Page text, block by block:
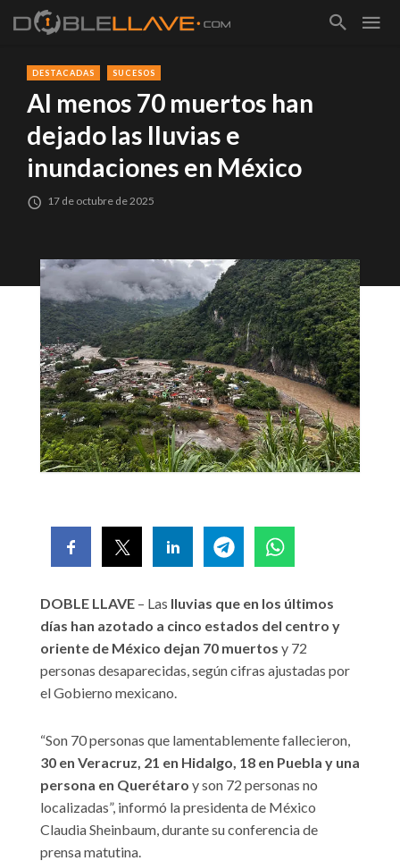
DESTACADAS SUCESOS
Al menos 70 muertos han
dejado las lluvias e
inundaciones en México
17 de octubre de 2025
DOBLE LLAVE – Las lluvias que en los últimos
días han azotado a cinco estados del centro y
oriente de México dejan 70 muertos y 72
personas desaparecidas, según cifras ajustadas por
el Gobierno mexicano.
“Son 70 personas que lamentablemente fallecieron,
30 en Veracruz, 21 en Hidalgo, 18 en Puebla y una
persona en Querétaro y son 72 personas no
localizadas”, informó la presidenta de México
Claudia Sheinbaum, durante su conferencia de
prensa matutina.